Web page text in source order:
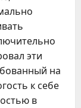
эти
на
к себе
в